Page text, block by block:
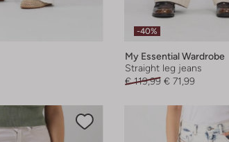
-40%
My Essential Wardrobe
Straight leg jeans
€ 119,99 € 71,99